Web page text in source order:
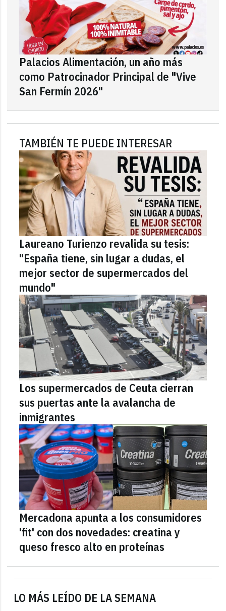
LO MÁS LEÍDO DE LA SEMANA
Palacios Alimentación, un año más
como Patrocinador Principal de "Vive
San Fermín 2026"
TAMBIÉN TE PUEDE INTERESAR
Laureano Turienzo revalida su tesis:
"España tiene, sin lugar a dudas, el
mejor sector de supermercados del
mundo"
Los supermercados de Ceuta cierran
sus puertas ante la avalancha de
inmigrantes
Mercadona apunta a los consumidores
'fit' con dos novedades: creatina y
queso fresco alto en proteínas